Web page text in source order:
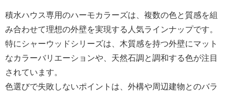
積水ハウス専用のハーモカラーズは、複数の色と質感を組
み合わせて理想の外壁を実現する人気ラインナップです。
特にシャーウッドシリーズは、木質感を持つ外壁にマット
なカラーバリエーションや、天然石調と調和する色が注目
されています。
色選びで失敗しないポイントは、外構や周辺建物とのバラ